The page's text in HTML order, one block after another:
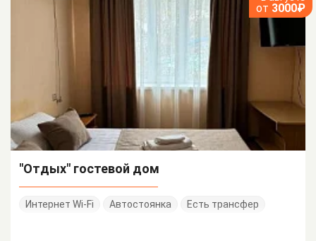
от 3000₽
"Отдых" гостевой дом
Интернет Wi-Fi Автостоянка Есть трансфер